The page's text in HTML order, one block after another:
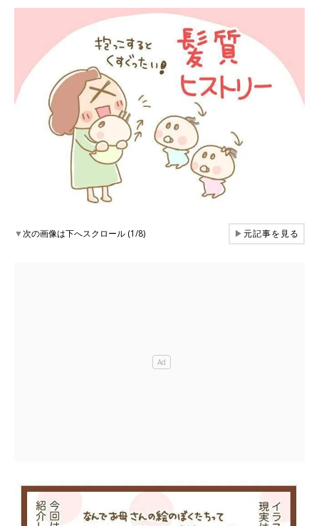
▼次の画像は下へスクロール (1/8) ▶元記事を見る